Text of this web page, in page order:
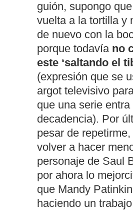
guión, supongo
vuelta a la tortilla y
de nuevo con la
porque todavíano
este ‘saltando el
(expresión que se
argot televisivo
que una serie entra
decadencia). Por
pesar de
volver a hacer
personaje de Saul
por ahora lo
que Mandy
haciendo un